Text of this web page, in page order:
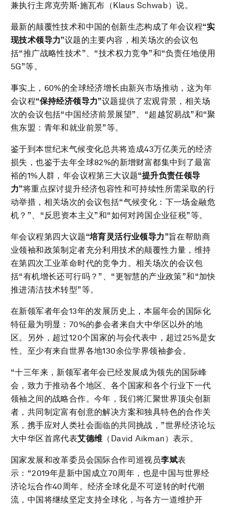
兼执行主席克劳斯·施瓦布（Klaus Schwab）说。
最新的颠覆性技术和中国的创新生态构成了年会议程“实
现技术领导力”议题的主要内容，相关场次的会议包
括“推广战略性技术”、“技术权力竞争”和“负责任地使用
5G”等。
事实上，60%的全球经济增长由新兴市场推动，这为年
会议程“保持经济领导力”议题提供了宏观背景，相关场
次的会议包括“中国经济前景展望”、“超越贸易战”和“聚
焦东盟：青年和就业前景”等。
鉴于到本世纪末气候变化总共将造成43万亿美元的经济
损失，也鉴于去年全球82%的新增财富都集中到了最富
裕的1%人群，年会议程第三大议题“提升负责任领导
力”将重点探讨提升经济包容性和可持续性所需采取的行
动举措，相关场次的会议包括“气候变化：下一场金融危
机？”、“反思资本主义”和“如何对跨国企业征税”等。
年会议程第四大议题“培育灵活行业领导力”旨在帮助商
业领袖和政策制定者充分利用技术的颠覆性力量，维持
在第四次工业革命时代的竞争力。相关场次的会议包
括“有机增长还可行吗？”、“更智慧的产业政策”和“加快
推进清洁技术转型”等。
在新领军者年会13年的发展历史上，本届年会的国际化
特征最为明显：70%的参会者来自大中华区以外的地
区。另外，超过120个国家的与会代表中，超过25%是女
性。至少有来自世界各地130余位学界领袖参会。
“十三年来，新领军者年会已经发展成为领先的国际峰
会，致力于推动各个地区、各个国家和各个行业下一代
领袖之间的战略合作。今年，我们将汇聚世界顶尖创新
者，共同制定富有创意的解决方案和独具特色的合作关
系，携手应对人类社会面临的共同挑战，”世界经济论坛
大中华区首席代表艾德维 （David Aikman）表示。
国家发展和改革委员会国际合作司巡视员李斌表
示：“2019年是新中国成立70周年，也是中国与世界经
济论坛合作40周年。经济全球化是不可逆转的时代潮
流，中国将继续坚定支持全球化，与各方一道维护开